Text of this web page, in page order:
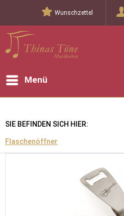
Wunschzettel
Menü
SIE BEFINDEN SICH HIER:
Flaschenöffner